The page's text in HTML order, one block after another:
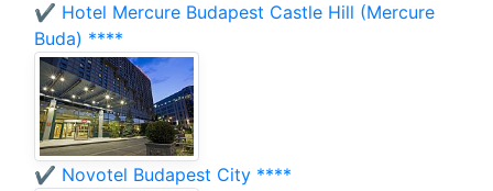
✔️ Hotel Mercure Budapest Castle Hill (Mercure
Buda) ****
✔️ Novotel Budapest City ****